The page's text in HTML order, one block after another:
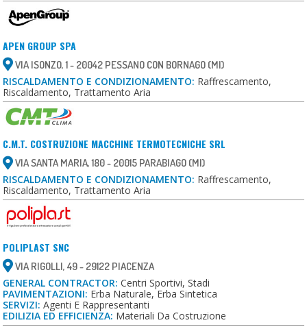
APEN GROUP SPA
VIA ISONZO, 1 - 20042 PESSANO CON BORNAGO (MI)
RISCALDAMENTO E CONDIZIONAMENTO: Raffrescamento,
Riscaldamento, Trattamento Aria
C.M.T. COSTRUZIONE MACCHINE TERMOTECNICHE SRL
VIA SANTA MARIA, 180 - 20015 PARABIAGO (MI)
RISCALDAMENTO E CONDIZIONAMENTO: Raffrescamento,
Riscaldamento, Trattamento Aria
POLIPLAST SNC
VIA RIGOLLI, 49 - 29122 PIACENZA
GENERAL CONTRACTOR: Centri Sportivi, Stadi
PAVIMENTAZIONI: Erba Naturale, Erba Sintetica
SERVIZI: Agenti E Rappresentanti
EDILIZIA ED EFFICIENZA: Materiali Da Costruzione